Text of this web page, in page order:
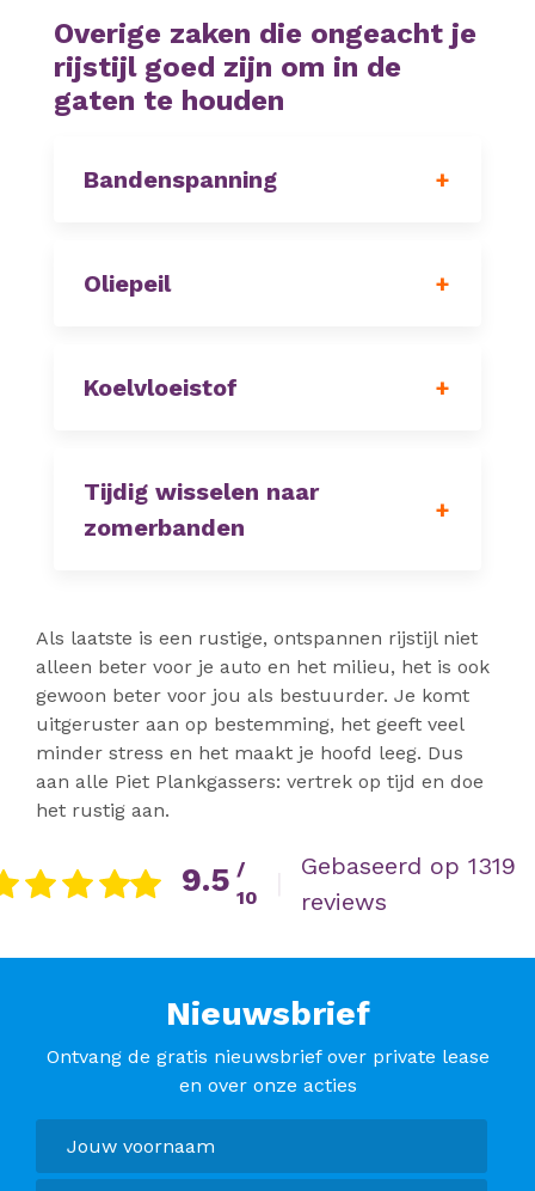
Overige zaken die ongeacht je
rijstijl goed zijn om in de
gaten te houden
Bandenspanning
Oliepeil
Koelvloeistof
Tijdig wisselen naar
zomerbanden
Als laatste is een rustige, ontspannen rijstijl niet
alleen beter voor je auto en het milieu, het is ook
gewoon beter voor jou als bestuurder. Je komt
uitgeruster aan op bestemming, het geeft veel
minder stress en het maakt je hoofd leeg. Dus
aan alle Piet Plankgassers: vertrek op tijd en doe
het rustig aan.
9.5 /
10
Gebaseerd op 1319
reviews
Nieuwsbrief
Ontvang de gratis nieuwsbrief over private lease
en over onze acties